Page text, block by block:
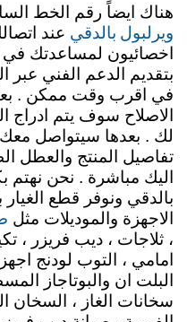
هناك ايضاً رقم الخط
ويرلبول بالدقي عند
اخصائيون لمساعدتك في
بتقديم الدعم الفني عبر
في اقرب وقت ممكن .
الاصلاح سوف يتم ادراج
لك . بعدها سيتواصل
تفاصيل المنتج والعطل
اليك مباشرة . نحن نهتم
بالدقي ونوفر قطع
الاجهزة والموديلات مثل
، ثلاجات ، ديب فريزر ،
امامي ، التوب لودنج
البلت ان والبوتاجاز
سخانات الغاز ، السخان